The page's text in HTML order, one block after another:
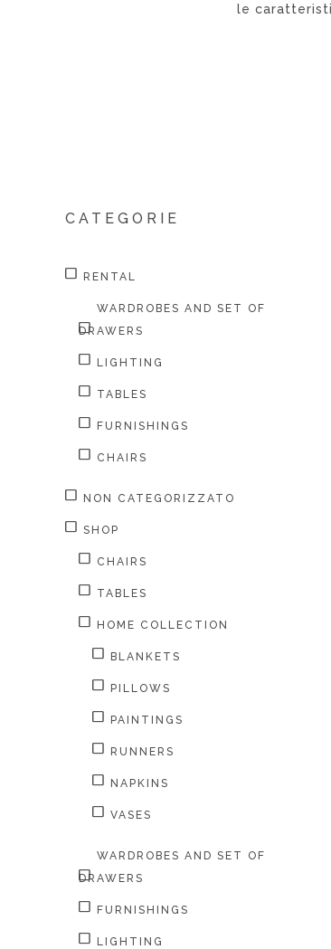
le
CATEGORIE
RENTAL
WARDROBES AND SET OF
DRAWERS
LIGHTING
TABLES
FURNISHINGS
CHAIRS
NON CATEGORIZZATO
SHOP
CHAIRS
TABLES
HOME COLLECTION
BLANKETS
PILLOWS
PAINTINGS
RUNNERS
NAPKINS
VASES
WARDROBES AND SET OF
DRAWERS
FURNISHINGS
LIGHTING